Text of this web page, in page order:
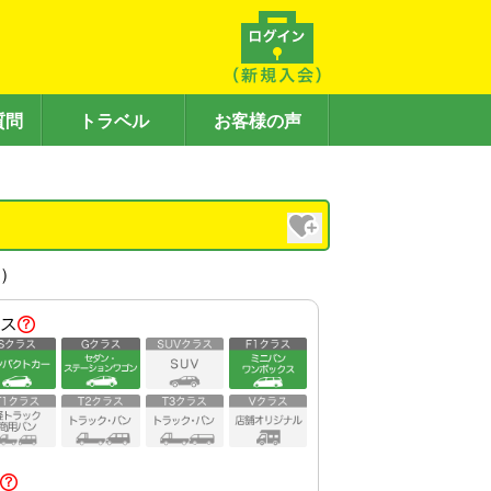
問 トラベル お客様の声